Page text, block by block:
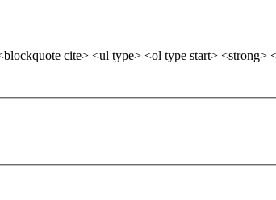
cite> <ul type> <ol type start> <strong>